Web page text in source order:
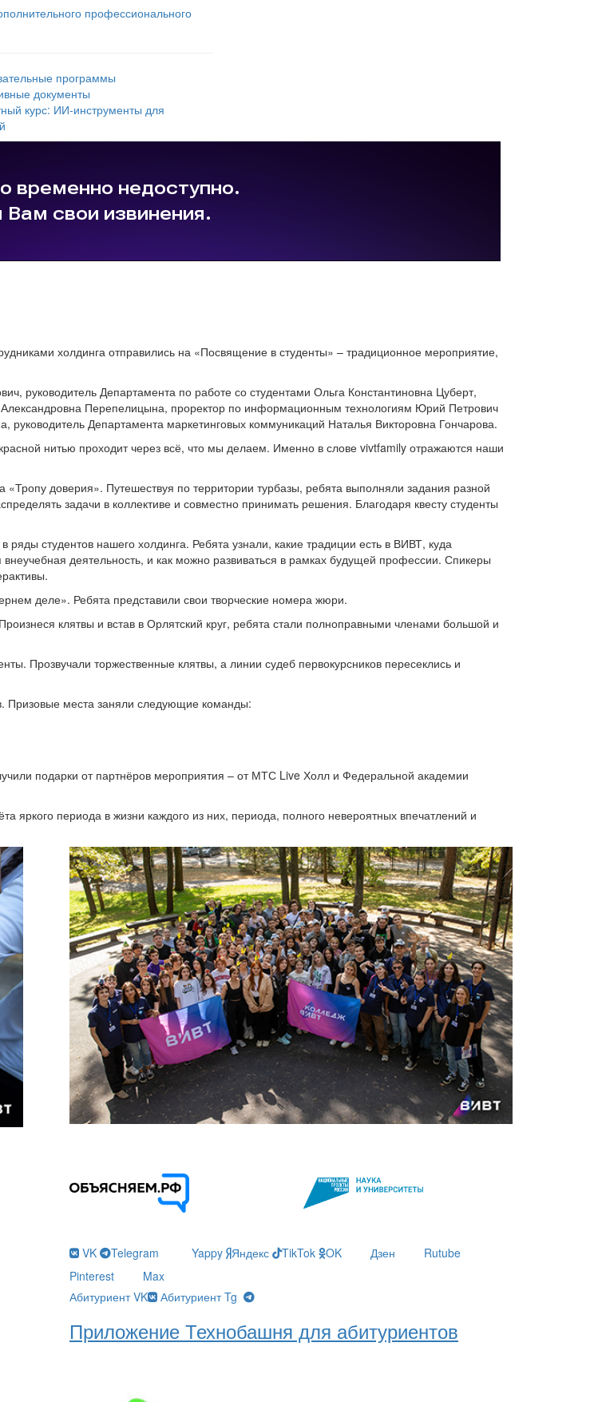
профессионального
программы
документы
курс: ИИ‑инструменты для
холдинга отправились на «Посвящение в студенты» – традиционное мероприятие,
руководитель Департамента по работе со студентами Ольга Константиновна Цуберт,
Перепелицына, проректор по информационным технологиям Юрий Петрович
Департамента маркетинговых коммуникаций Наталья Викторовна Гончарова.
нитью проходит через всё, что мы делаем. Именно в слове vivtfamily отражаются наши
доверия». Путешествуя по территории турбазы, ребята выполняли задания разной
задачи в коллективе и совместно принимать решения. Благодаря квесту студенты
студентов нашего холдинга. Ребята узнали, какие традиции есть в ВИВТ, куда
деятельность, и как можно развиваться в рамках будущей профессии. Спикеры
деле». Ребята представили свои творческие номера жюри.
клятвы и встав в Орлятский круг, ребята стали полноправными членами большой и
Прозвучали торжественные клятвы, а линии судеб первокурсников пересеклись и
Призовые места заняли следующие команды:
подарки от партнёров мероприятия – от МТС Live Холл и Федеральной академии
яркого периода в жизни каждого из них, периода, полного невероятных впечатлений и
VK
Telegram Yappy Яндекс TikTok OK Дзен
Rutube
Pinterest
Max
Абитуриент VK
Абитуриент Tg
Приложение Технобашня для абитуриентов